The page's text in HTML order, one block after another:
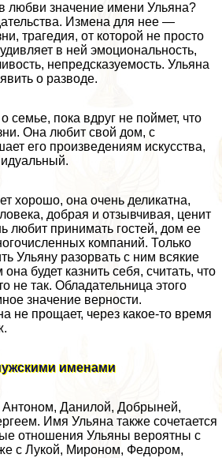
любви значение имени Ульяна?
Измена для нее —
трагедия, от которой не просто
в ней эмоциональность,
непредсказуемость. Ульяна
о разводе.
семье, пока вдруг не поймет, что
Она любит свой дом, с
его произведениям искусства,
хорошо, она очень деликатна,
добрая и отзывчивая, ценит
любит принимать гостей, дом ее
компаний. Только
Ульяну разорвать с ним всякие
будет казнить себя, считать, что
не так. Обладательница этого
значение верности.
не прощает, через какое-то время
именами
Антоном, Данилой, Добрыней,
Имя Ульяна также сочетается
отношения Ульяны вероятны с
с Лукой, Мироном, Федором,